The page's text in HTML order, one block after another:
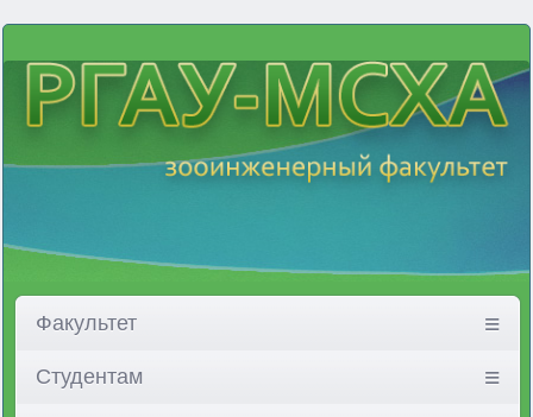
Факультет
Студентам